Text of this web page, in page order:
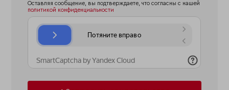
Оставляя сообщение, вы подтверждаете, что согласны с нашей
политикой конфиденциальности